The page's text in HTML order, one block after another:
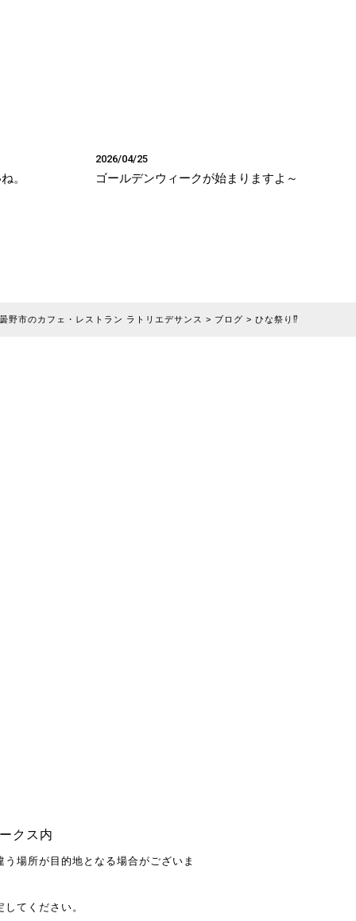
。
2026/04/25
ゴールデンウィークが始まりますよ～
野市のカフェ・レストラン ラトリエデサンス > ブログ > ひな祭り⁉
クス内
場所が目的地となる場合がございま
てください。